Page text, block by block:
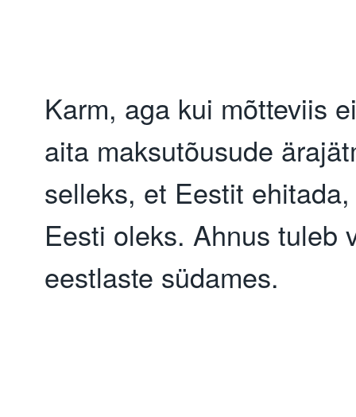
Karm, aga kui mõtteviis
aita maksutõusude
selleks, et Eestit
Eesti oleks. Ahnus tuleb
eestlaste südames.